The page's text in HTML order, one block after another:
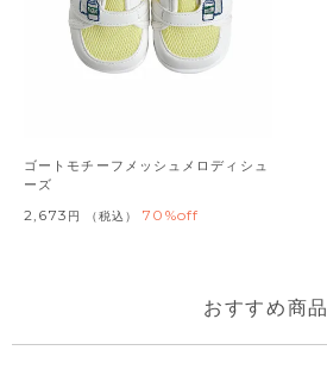
ゴートモチーフメッシュメロディシュ
ーズ
2,673 税込 70%off
おすすめ商品